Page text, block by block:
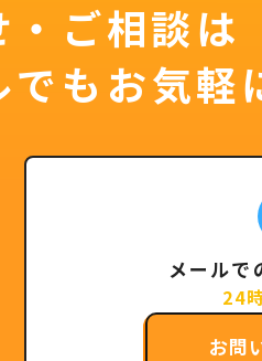
ご相談は
もお気軽
メールで
24
お問